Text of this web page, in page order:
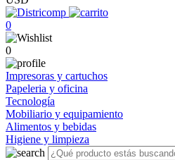
0
0
Impresoras y cartuchos
Papeleria y oficina
Tecnología
Mobiliario y equipamiento
Alimentos y bebidas
Higiene y limpieza